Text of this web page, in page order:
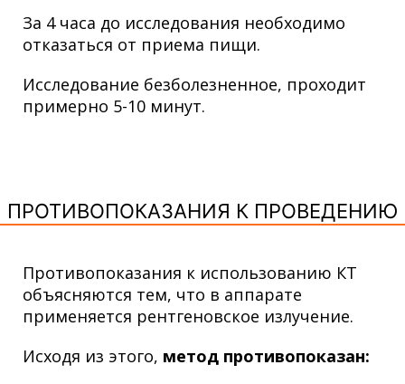
За 4 часа до исследования необходимо
отказаться от приема пищи.
Исследование безболезненное, проходит
примерно 5-10 минут.
ПРОТИВОПОКАЗАНИЯ К ПРОВЕДЕНИЮ
Противопоказания к использованию КТ
объясняются тем, что в аппарате
применяется рентгеновское излучение.
Исходя из этого, метод противопоказан: